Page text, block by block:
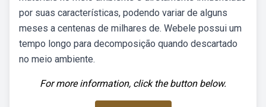
por suas características, podendo variar de alguns
meses a centenas de milhares de. Webele possui um
tempo longo para decomposição quando descartado
no meio ambiente.
For more information, click the button below.